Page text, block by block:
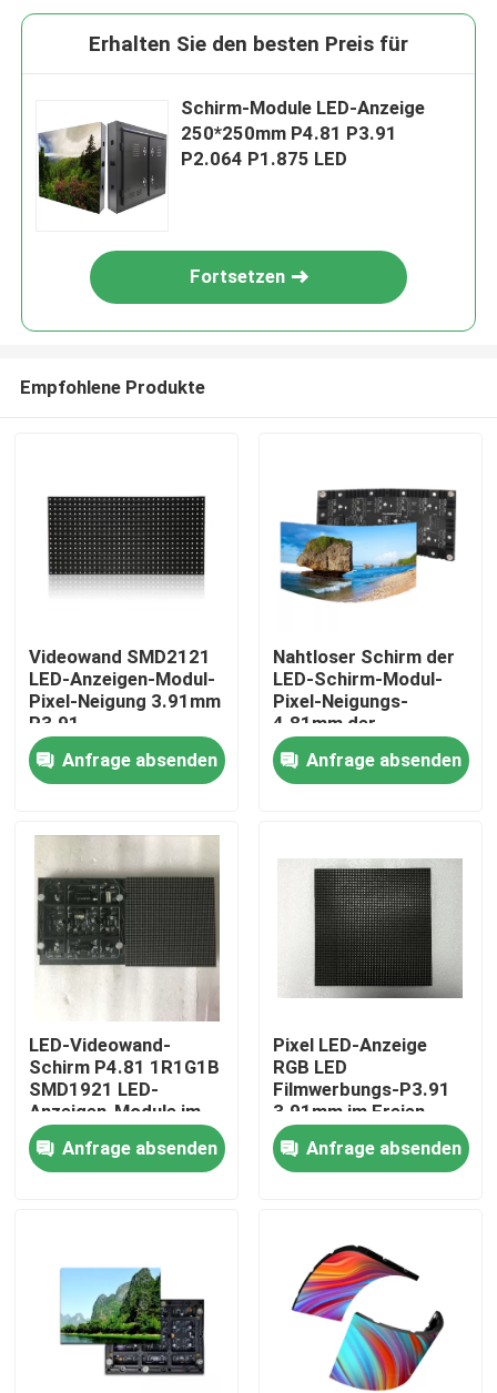
Heim
Videos
Über uns
Qualitätskontrolle
Kontaktiere uns
Fälle
Geführte Mietanzeige
Erhalten Sie den besten Preis für
Schirm-Module LED-Anzeige
250*250mm P4.81 P3.91
P2.064 P1.875 LED
Fortsetzen
Empfohlene Produkte
Videowand SMD2121
LED-Anzeigen-Modul-
Pixel-Neigung 3.91mm
P3.91
Anfrage absenden
Nahtloser Schirm der
LED-Schirm-Modul-
Pixel-Neigungs-
4.81mm der
Gewohnheits-LED
formen RGB
Anfrage absenden
LED-Videowand-
Schirm P4.81 1R1G1B
SMD1921 LED-
Anzeigen-Module im
Freien
Anfrage absenden
Pixel LED-Anzeige
RGB LED
Filmwerbungs-P3.91
3.91mm im Freien
Anfrage absenden